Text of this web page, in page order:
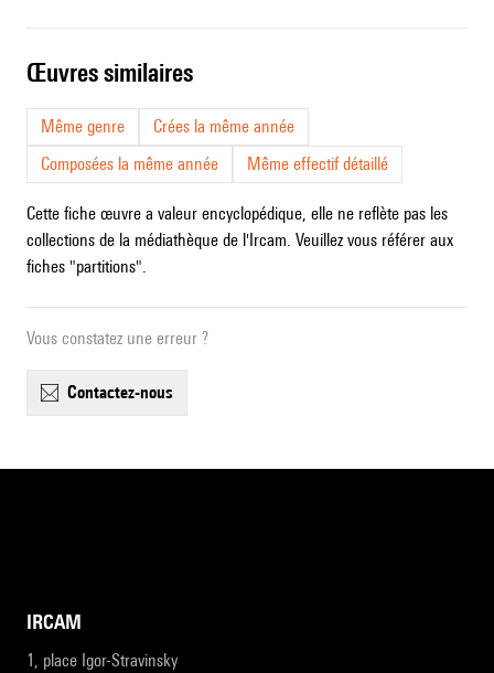
œuvres similaires
Même genre
Crées la même année
Composées la même année
Même effectif détaillé
Cette fiche œuvre a valeur encyclopédique, elle ne reflète pas les
collections de la médiathèque de l'Ircam. Veuillez vous référer aux
fiches "partitions".
Vous constatez une erreur ?
contactez-nous
IRCAM
1, place Igor-Stravinsky